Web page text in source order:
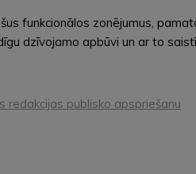
funkcionālos zonējumus,
dzīvojamo apbūvi un ar to
redakcijas publisko apspriešanu